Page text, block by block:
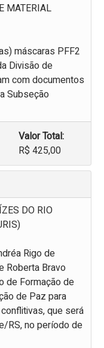
MATERIAL
máscaras PFF2
Divisão de
com documentos
Subseção
Valor Total:
R$ 425,00
DO RIO
Rigo de
Roberta Bravo
de Formação de
de Paz para
que será
RS, no período de